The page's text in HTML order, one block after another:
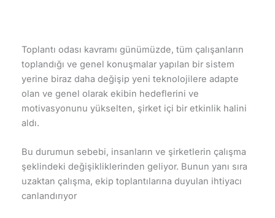
Toplantı odası kavramı günümüzde, tüm çalışanların
toplandığı ve genel konuşmalar yapılan bir sistem
yerine biraz daha değişip yeni teknolojilere adapte
olan ve genel olarak ekibin hedeflerini ve
motivasyonunu yükselten, şirket içi bir etkinlik halini
aldı.
Bu durumun sebebi, insanların ve şirketlerin çalışma
şeklindeki değişikliklerinden geliyor. Bunun yanı sıra
uzaktan çalışma, ekip toplantılarına duyulan ihtiyacı
canlandırıyor